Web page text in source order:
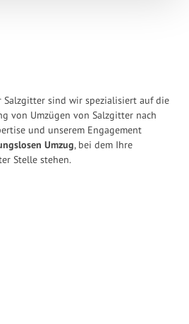
Salzgitter sind wir spezialisiert auf die
von Umzügen von Salzgitter nach
und unserem Engagement
Umzug, bei dem Ihre
Stelle stehen.